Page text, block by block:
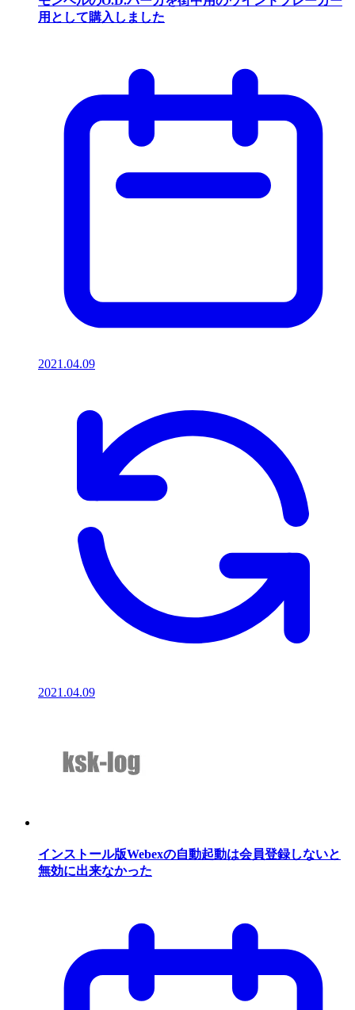
用として購入しました
2021.04.09
2021.04.09
インストール版Webexの自動起動は会員登録しないと
無効に出来なかった